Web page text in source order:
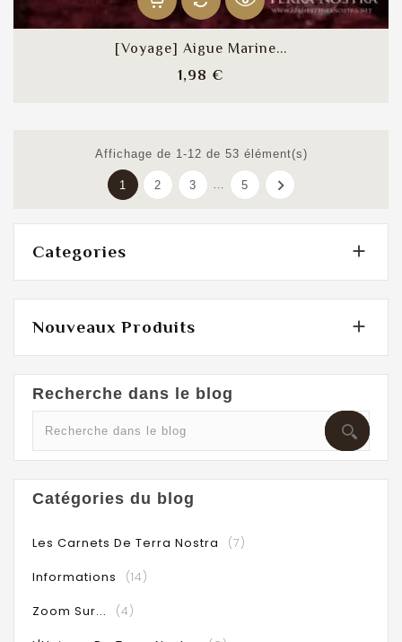
[Voyage] Aigue Marine...
1,98 €
Affichage de 1-12 de 53 élément(s)
1 2 3 … 5 
Categories 
Nouveaux Produits 
Recherche dans le blog
Catégories du blog
Les Carnets De Terra Nostra
(7)
Informations
(14)
Zoom Sur...
(4)